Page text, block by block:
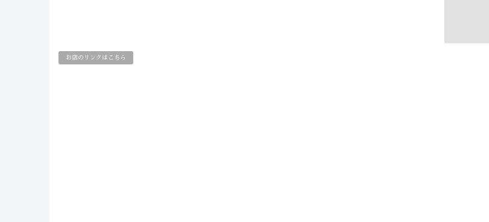
お店のリンクはこちら